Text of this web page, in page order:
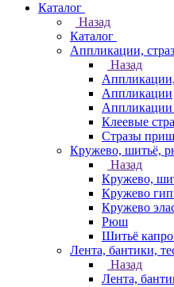
Каталог
Назад
Каталог
Аппликации,
Назад
Аппликации
Аппликации
Клеевые
Стразы
Кружево, шитьё,
Назад
Кружево,
Кружево
Кружево
Рюш
Шитьё
Лента, бантики,
Назад
Лента,